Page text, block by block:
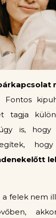
Fontos
tagja
is, hogy
felek nem